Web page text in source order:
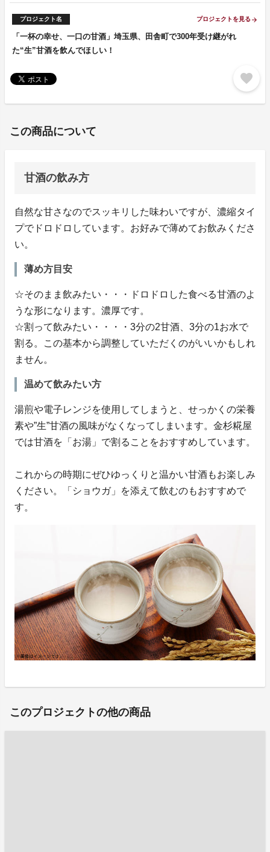
プロジェクト名 プロジェクトを見る arrow_forward
「一杯の幸せ、一口の甘酒」埼玉県、田舎町で300年受け継がれ
た“生”甘酒を飲んでほしい！
favorite
この商品について
甘酒の飲み方
自然な甘さなのでスッキリした味わいですが、濃縮タイ
プでドロドロしています。お好みで薄めてお飲みくださ
い。
薄め方目安
☆そのまま飲みたい・・・ドロドロした食べる甘酒のよ
うな形になります。濃厚です。
☆割って飲みたい・・・・3分の2甘酒、3分の1お水で
割る。この基本から調整していただくのがいいかもしれ
ません。
温めて飲みたい方
湯煎や電子レンジを使用してしまうと、せっかくの栄養
素や”生”甘酒の風味がなくなってしまいます。金杉糀屋
では甘酒を「お湯」で割ることをおすすめしています。
これからの時期にぜひゆっくりと温かい甘酒もお楽しみ
ください。「ショウガ」を添えて飲むのもおすすめで
す。
このプロジェクトの他の商品